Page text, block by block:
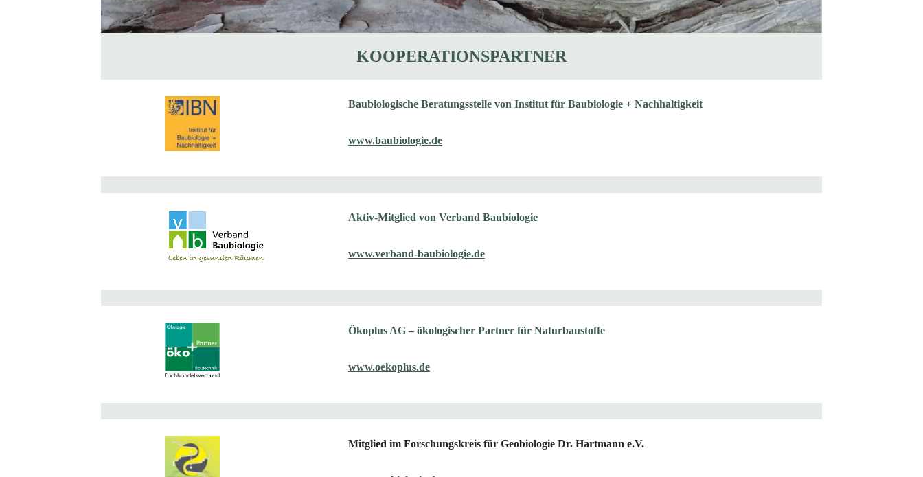
KOOPERATIONSPARTNER
Baubiologische Beratungsstelle von Institut für Baubiologie + Nachhaltigkeit
www.baubiologie.de
Aktiv-Mitglied von Verband Baubiologie
www.verband-baubiologie.de
Ökoplus AG – ökologischer Partner für Naturbaustoffe
www.oekoplus.de
Mitglied im Forschungskreis für Geobiologie Dr. Hartmann e.V.